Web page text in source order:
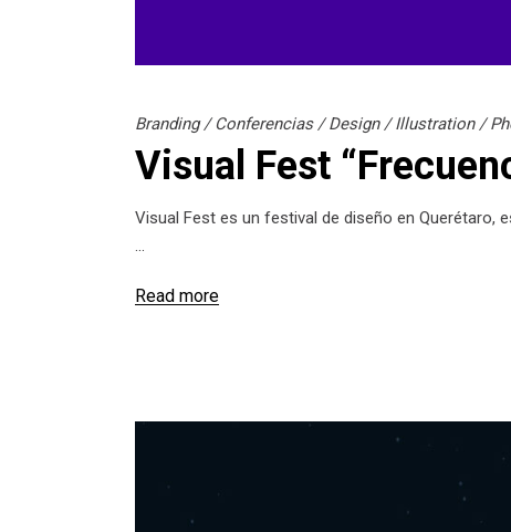
Branding/Conferencias/Design/Illustration/
Visual Fest
Visual Fest es un festival de diseño en Querétaro,
Read more